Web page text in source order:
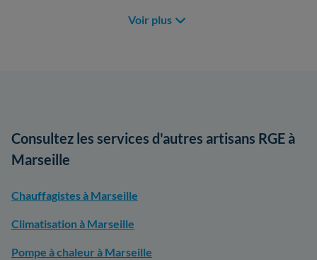
Voir plus
Consultez les services d'autres artisans RGE à
Marseille
Chauffagistes à Marseille
Climatisation à Marseille
Pompe à chaleur à Marseille